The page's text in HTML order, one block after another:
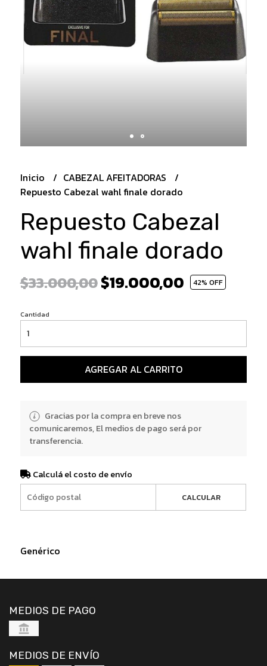
Inicio
CABEZAL AFEITADORAS
Repuesto Cabezal wahl finale dorado
Repuesto Cabezal
wahl finale dorado
$33.000,00$19.000,00 42% OFF
Cantidad
AGREGAR AL CARRITO
Gracias por la compra en breve nos
comunicaremos, El medios de pago será por
transferencia.
Calculá el costo de envío
CALCULAR
Genérico
MEDIOS DE PAGO
MEDIOS DE ENVÍO